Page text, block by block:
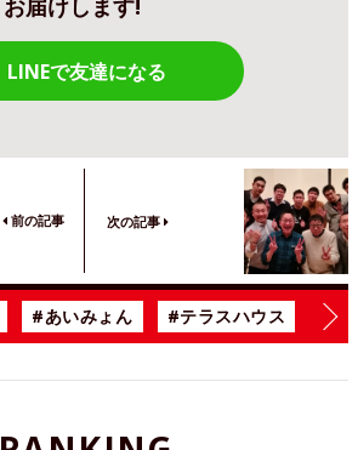
お届けします!
LINEで友達になる
前の記事 次の記事
#あいみょん #テラスハウス #漫